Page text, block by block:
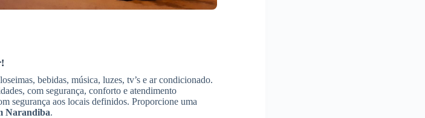
bebidas, música, luzes, tv’s e ar condicionado.
com segurança, conforto e atendimento
segurança aos locais definidos. Proporcione uma
Narandiba.